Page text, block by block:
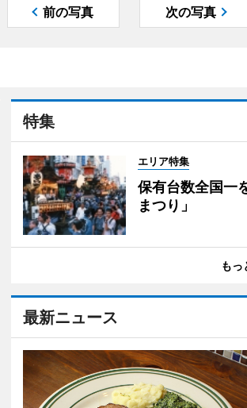
前の写真 次の写真
特集
エリア特集
保有台数全国一
まつり」
もっ
最新ニュース